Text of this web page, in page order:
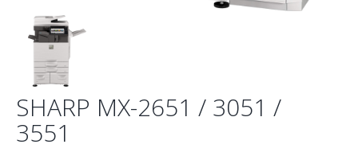
SHARP MX-2651 / 3051 /
3551